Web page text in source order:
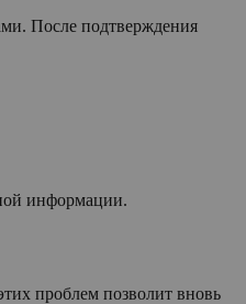
После подтверждения
информации.
проблем позволит вновь